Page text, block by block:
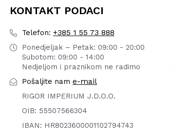
KONTAKT PODACI
Telefon: +385 1 55 73 888
Ponedjeljak – Petak: 09:00 - 20:00
Subotom: 09:00 - 14:00
Nedjeljom i praznikom ne radimo
Pošaljite nam e-mail
RIGOR IMPERIUM J.D.O.O.
OIB: 55507566304
IBAN: HR8023600001102794743